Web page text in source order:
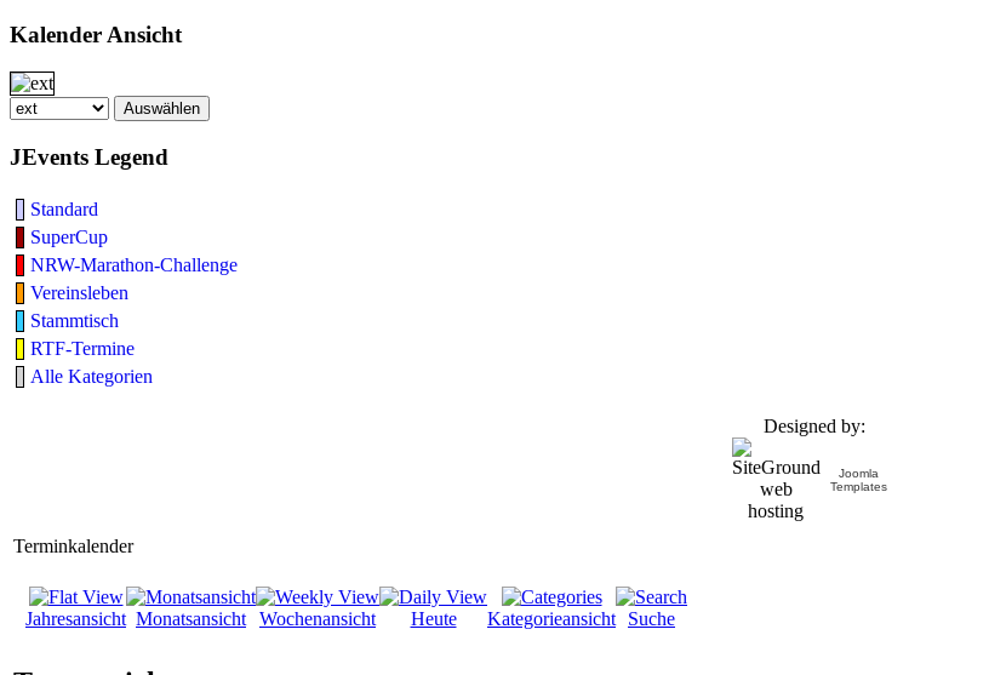
Kalender Ansicht
JEvents Legend
Standard
SuperCup
NRW-Marathon-Challenge
Vereinsleben
Stammtisch
RTF-Termine
Alle Kategorien
Designed by:
Joomla
Templates
Terminkalender
Jahresansicht Monatsansicht Wochenansicht Heute Kategorieansicht Suche